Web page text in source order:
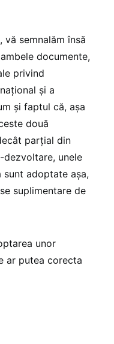
vă semnalăm însă
documente,
privind
și a
și faptul că, așa
două
parțial din
unele
sunt adoptate așa,
suplimentare de
unor
ar putea corecta